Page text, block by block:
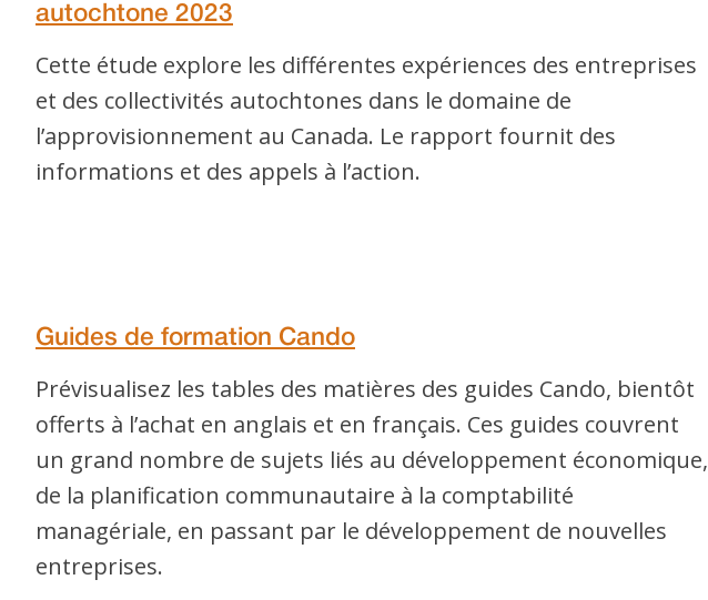
autochtone 2023
Cette étude explore les différentes expériences des entreprises
et des collectivités autochtones dans le domaine de
l’approvisionnement au Canada. Le rapport fournit des
informations et des appels à l’action.
Guides de formation Cando
Prévisualisez les tables des matières des guides Cando, bientôt
offerts à l’achat en anglais et en français. Ces guides couvrent
un grand nombre de sujets liés au développement économique,
de la planification communautaire à la comptabilité
managériale, en passant par le développement de nouvelles
entreprises.